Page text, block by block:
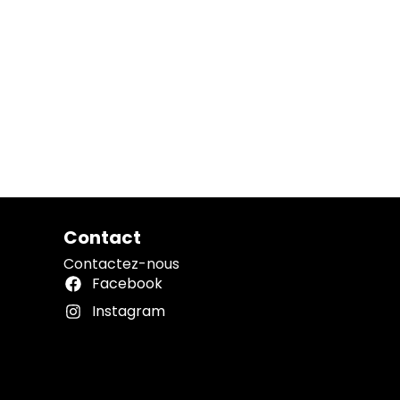
Contact
Contactez-nous
Facebook
Instagram